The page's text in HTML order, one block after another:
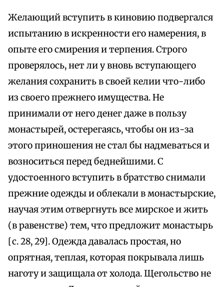
Желающий вступить в киновию подвергался
испытанию в искренности его намерения, в
опыте его смирения и терпения. Строго
проверялось, нет ли у вновь вступающего
желания сохранить в своей келии что-либо
из своего прежнего имущества. Не
принимали от него денег даже в пользу
монастырей, остерегаясь, чтобы он из-за
этого приношения не стал бы надмеваться и
возноситься перед беднейшими. С
удостоенного вступить в братство снимали
прежние одежды и облекали в монастырские,
научая этим отвергнуть все мирское и жить
(в равенстве) тем, что предложит монастырь
[с. 28, 29]. Одежда давалась простая, но
опрятная, теплая, которая покрывала лишь
наготу и защищала от холода. Щегольство не